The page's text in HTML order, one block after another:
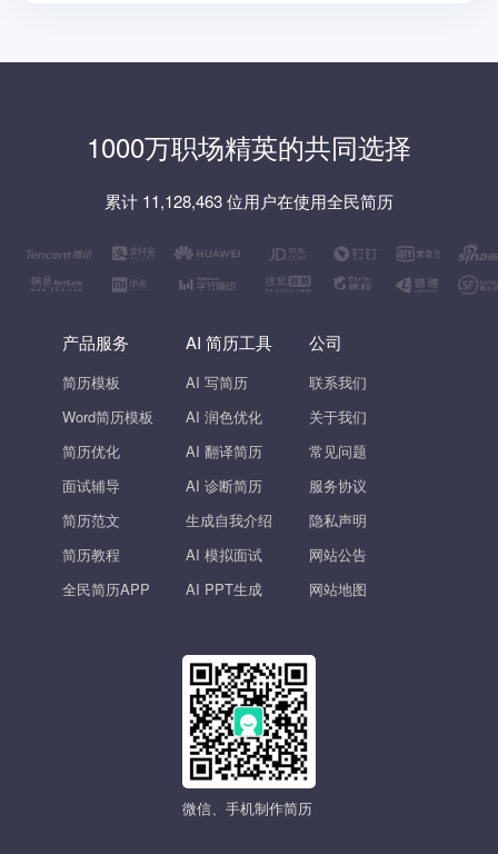
1000万职场精英的共同选择
累计 11,128,463 位用户在使用全民简历
产品服务
简历模板
Word简历模板
简历优化
面试辅导
简历范文
简历教程
全民简历APP
AI 简历工具
AI 写简历
AI 润色优化
AI 翻译简历
AI 诊断简历
生成自我介绍
AI 模拟面试
AI PPT生成
公司
联系我们
关于我们
常见问题
服务协议
隐私声明
网站公告
网站地图
微信、手机制作简历